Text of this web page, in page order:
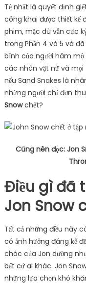
Tệ nhất là quyết định
công khai được thiết kế
phim, mặc dù vẫn cực
trong Phần 4 và 5 và
bình của người hâm mộ
các nhân vật nữ và mọi
nếu Sand Snakes là
những người chỉ đơn
Snowchết?
Cũng nên đọc: Jon
Điều gì đã
Jon Snow
Tất cả những điều này
có ảnh hưởng đáng kể
chóc của Jon dường
bất cứ ai khác. Jon
những lựa chọn khó